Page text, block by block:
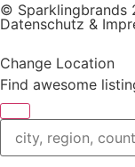
© Sparklingbrands
Datenschutz &
Change Location
Find awesome
Change Location